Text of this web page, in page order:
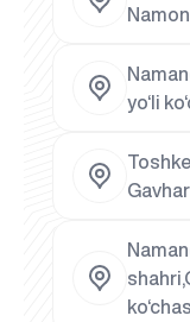
yo‘li